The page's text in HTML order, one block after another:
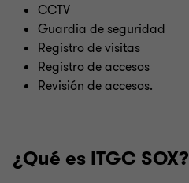
CCTV
Guardia de seguridad
Registro de visitas
Registro de accesos
Revisión de accesos.
¿Qué es ITGC SOX?